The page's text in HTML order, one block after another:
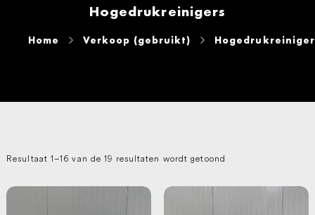
Hogedrukreinigers
Home Verkoop (gebruikt)
Resultaat 1–16 van de 19 resultaten wordt getoond